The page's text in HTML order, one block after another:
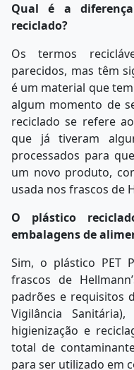
Qual é a
reciclado?
Os termos
parecidos, mas têm
é um material que
algum momento de
reciclado se refere
que já tiveram
processados para
um novo produto,
usada nos frascos de
O plástico
embalagens de
Sim, o plástico PET
frascos de
padrões e requisitos
Vigilância
higienização e
total de
para ser utilizado em